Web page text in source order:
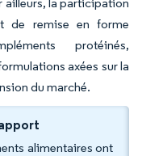
de remise en forme
protéinés,
axées sur la
du marché.
alimentaires ont